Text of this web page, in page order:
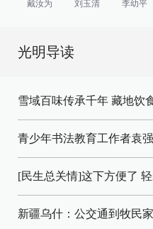
戴汝为
刘玉清 李幼平
光明导读
雪域百味传承千年 藏地饮
青少年书法教育工作者袁
[民生总关情]这下方便了
新疆乌什：公交通到牧民